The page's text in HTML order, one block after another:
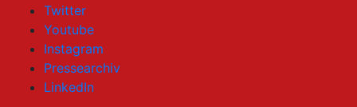
Twitter
Youtube
Instagram
Pressearchiv
LinkedIn